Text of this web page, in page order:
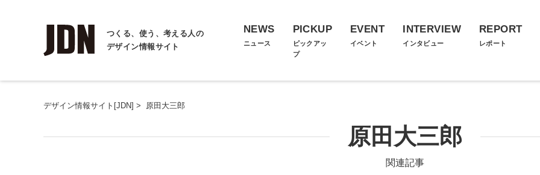
つくる、使う、考える人の
デザイン情報サイト
NEWS
ニュース
PICKUP
ピックアッ
プ
EVENT
イベント
INTERVIEW
インタビュー
REPORT
レポート
デザイン情報サイト[JDN] > 原田大三郎
原田大三郎
関連記事